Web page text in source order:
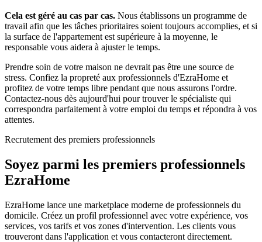
Cela est géré au cas par cas. Nous établissons un programme de
travail afin que les tâches prioritaires soient toujours accomplies, et si
la surface de l'appartement est supérieure à la moyenne, le
responsable vous aidera à ajuster le temps.
Prendre soin de votre maison ne devrait pas être une source de
stress. Confiez la propreté aux professionnels d'EzraHome et
profitez de votre temps libre pendant que nous assurons l'ordre.
Contactez-nous dès aujourd'hui pour trouver le spécialiste qui
correspondra parfaitement à votre emploi du temps et répondra à vos
attentes.
Recrutement des premiers professionnels
Soyez parmi les premiers professionnels
EzraHome
EzraHome lance une marketplace moderne de professionnels du
domicile. Créez un profil professionnel avec votre expérience, vos
services, vos tarifs et vos zones d'intervention. Les clients vous
trouveront dans l'application et vous contacteront directement.